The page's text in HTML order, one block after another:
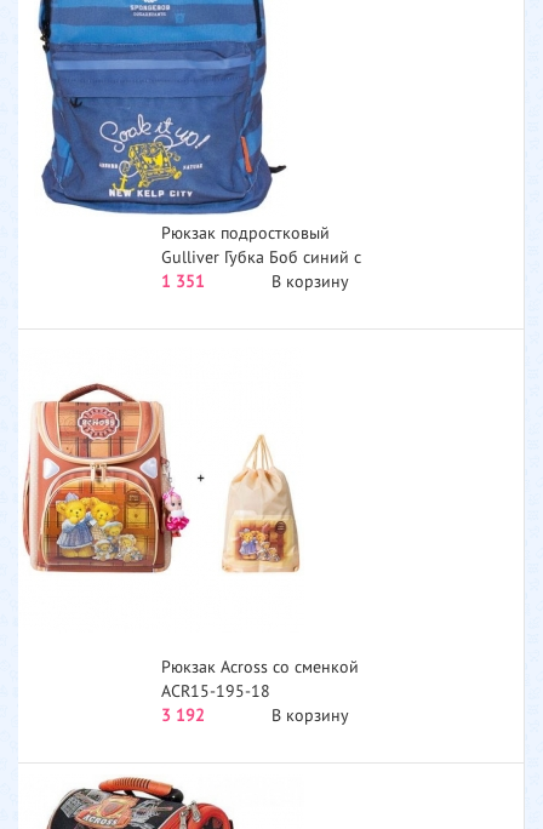
Рюкзак подростковый
Gulliver Губка Боб синий с
голубым серия Морская
1 351 В корзину
Рюкзак Across со сменкой
ACR15-195-18
3 192
В корзину